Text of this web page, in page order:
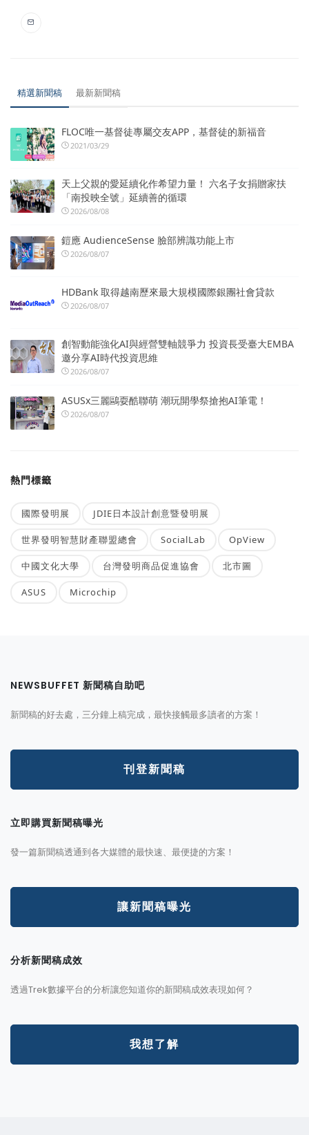
精選新聞稿 最新新聞稿
FLOC唯一基督徒專屬交友APP，基督徒的新福音
2021/03/29
天上父親的愛延續化作希望力量！ 六名子女捐贈家扶
「南投映全號」延續善的循環
2026/08/08
鎧應 AudienceSense 臉部辨識功能上市
2026/08/07
HDBank 取得越南歷來最大規模國際銀團社會貸款
2026/08/07
創智動能強化AI與經營雙軸競爭力 投資長受臺大EMBA
邀分享AI時代投資思維
2026/08/07
ASUSx三麗鷗耍酷聯萌 潮玩開學祭搶抱AI筆電！
2026/08/07
熱門標籤
國際發明展 JDIE日本設計創意暨發明展
世界發明智慧財產聯盟總會 SocialLab OpView
中國文化大學 台灣發明商品促進協會 北市圖
ASUS Microchip
NEWSBUFFET 新聞稿自助吧
新聞稿的好去處，三分鐘上稿完成，最快接觸最多讀者的方案！
刊登新聞稿
立即購買新聞稿曝光
發一篇新聞稿透通到各大媒體的最快速、最便捷的方案！
讓新聞稿曝光
分析新聞稿成效
透過Trek數據平台的分析讓您知道你的新聞稿成效表現如何？
我想了解